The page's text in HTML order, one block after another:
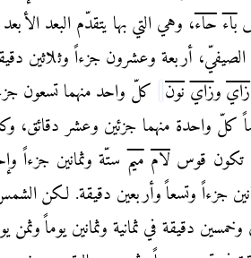
باء حاء، وهي التي بها يتقدّم البعد
أربعة وعشرون جزءاً وثلاثين
زاي وزاي نون كلّ واحد منهما تسعون
كلّ واحدة منهما جزئين وعشر دقائق،
قوس لام ميم ستّة وثمانين جزءاً
جزءاً وتسعاً وأربعين دقيقة. لكن
دقيقة في ثمانية وثمانين يوماً وثمن يوم